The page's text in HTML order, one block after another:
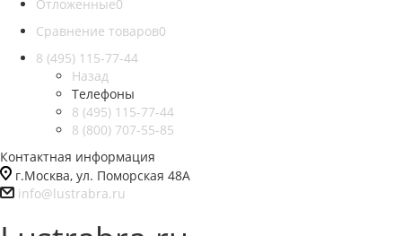
Отложенные0
Сравнение товаров0
8 (495) 115-77-44
Назад
Телефоны
8 (495) 115-77-44
8 (800) 707-55-85
Контактная информация
г.Москва, ул. Поморская 48А
info@lustrabra.ru